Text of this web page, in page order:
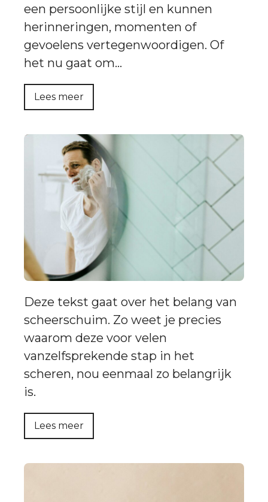
een persoonlijke stijl en kunnen
herinneringen, momenten of
gevoelens vertegenwoordigen. Of
het nu gaat om…
Lees meer
Deze tekst gaat over het belang van
scheerschuim. Zo weet je precies
waarom deze voor velen
vanzelfsprekende stap in het
scheren, nou eenmaal zo belangrijk
is.
Lees meer